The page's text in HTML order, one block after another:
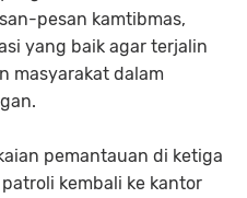
pesan kamtibmas,
yang baik agar terjalin
masyarakat dalam
pemantauan di ketiga
kembali ke kantor